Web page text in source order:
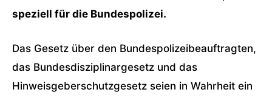
speziell für die Bundespolizei.
Das Gesetz über den Bundespolizeibeauftragten,
das Bundesdisziplinargesetz und das
Hinweisgeberschutzgesetz seien in Wahrheit ein